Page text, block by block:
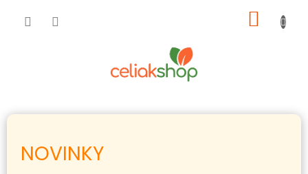
KOŠÍK
NOVINKY